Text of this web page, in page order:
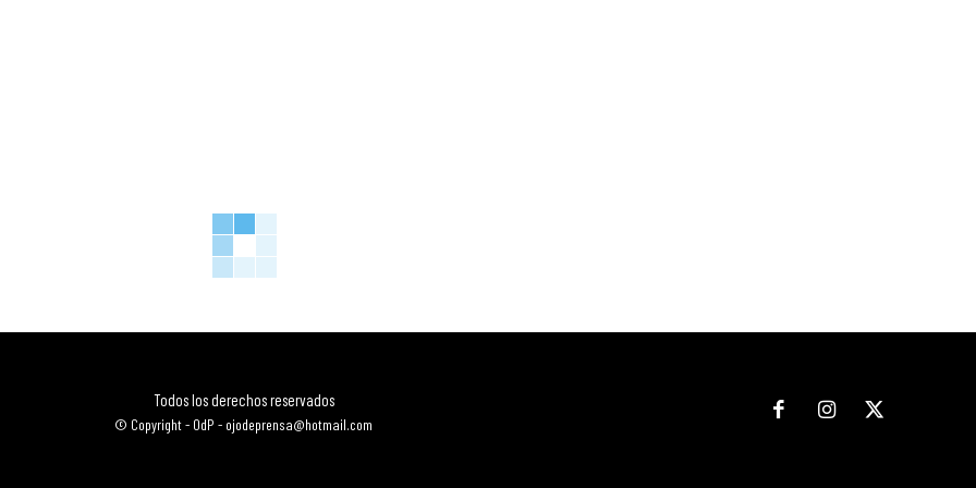
Todos los derechos reservados
© Copyright - OdP - ojodeprensa@hotmail.com